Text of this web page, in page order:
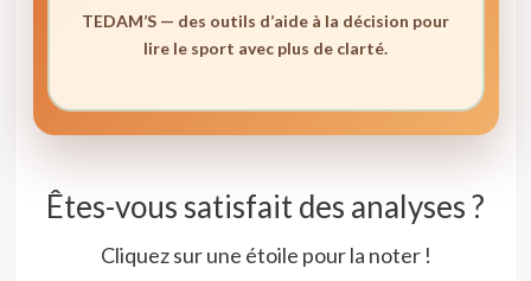
TEDAM’S — des outils d’aide à la décision pour
lire le sport avec plus de clarté.
Êtes-vous satisfait des analyses ?
Cliquez sur une étoile pour la noter !